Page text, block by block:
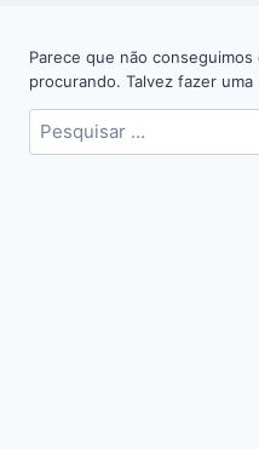
Parece que não
procurando. Talvez fazer uma
por: